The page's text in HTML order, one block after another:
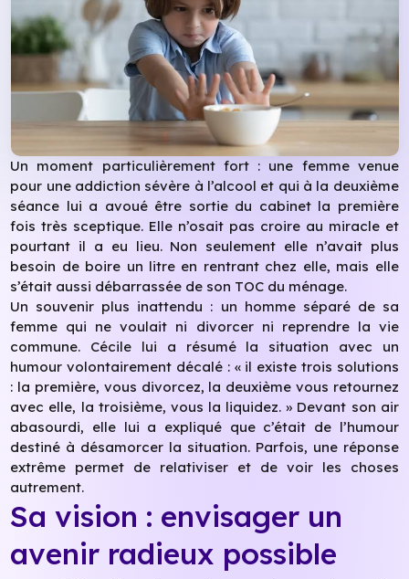
Un moment particulièrement fort : une femme venue
pour une addiction sévère à l’alcool et qui à la deuxième
séance lui a avoué être sortie du cabinet la première
fois très sceptique. Elle n’osait pas croire au miracle et
pourtant il a eu lieu. Non seulement elle n’avait plus
besoin de boire un litre en rentrant chez elle, mais elle
s’était aussi débarrassée de son TOC du ménage.
Un souvenir plus inattendu : un homme séparé de sa
femme qui ne voulait ni divorcer ni reprendre la vie
commune. Cécile lui a résumé la situation avec un
humour volontairement décalé : « il existe trois solutions
: la première, vous divorcez, la deuxième vous retournez
avec elle, la troisième, vous la liquidez. » Devant son air
abasourdi, elle lui a expliqué que c’était de l’humour
destiné à désamorcer la situation. Parfois, une réponse
extrême permet de relativiser et de voir les choses
autrement.
Sa vision : envisager un
avenir radieux possible